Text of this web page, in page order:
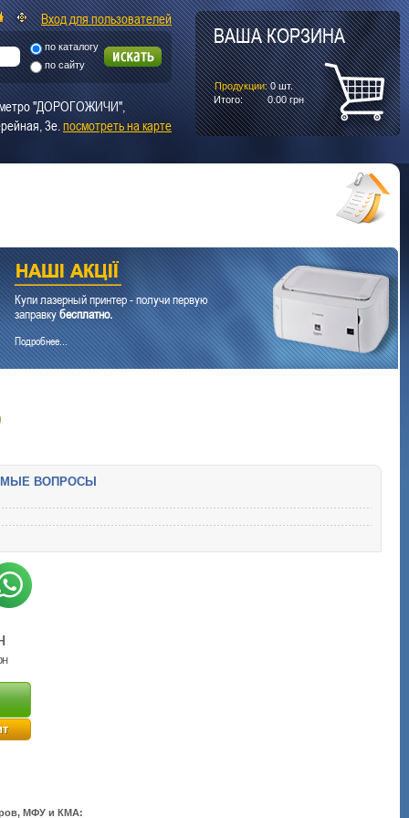
Купи лазерный принтер - получи первую
заправкубесплатно.
Подробнее...
ВОПРОСЫ
МФУ и КМА:
ВАША КОРЗИНА
Продукции: 0шт.
Итого:
0.00 грн
Вход для пользователей
по каталогу
по сайту
метро "ДОРОГОЖИЧИ",
3е.посмотреть на карте